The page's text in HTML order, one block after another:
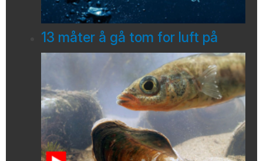
13 måter å gå tom for luft på